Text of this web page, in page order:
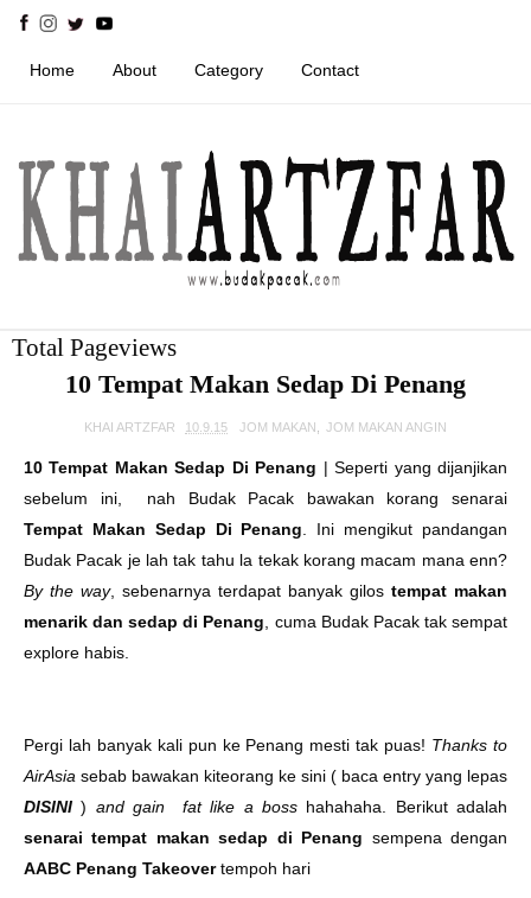
Home About Category Contact
Total Pageviews
10 Tempat Makan Sedap Di Penang
KHAI ARTZFAR 10.9.15 JOM MAKAN JOM MAKAN ANGIN
10 Tempat Makan Sedap Di Penang | Seperti yang dijanjikan
sebelum ini, nah Budak Pacak bawakan korang senarai
Tempat Makan Sedap Di Penang . Ini mengikut pandangan
Budak Pacak je lah tak tahu la tekak korang macam mana enn?
By the way, sebenarnya terdapat banyak gilos tempat makan
menarik dan sedap di Penang , cuma Budak Pacak tak sempat
explore habis.
Pergi lah banyak kali pun ke Penang mesti tak puas! Thanks to
AirAsia sebab bawakan kiteorang ke sini ( baca entry yang lepas
DISINI ) and gain fat like a boss hahahaha. Berikut adalah
senarai tempat makan sedap di Penang sempena dengan
AABC Penang Takeovertempoh hari